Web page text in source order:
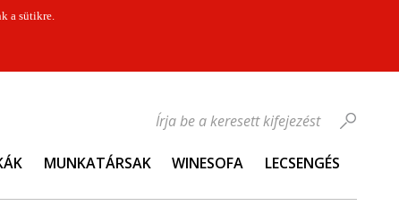
a sütikre.
MUNKATÁRSAK WINESOFA LECSENGÉS
Írja be a keresett kifejezést